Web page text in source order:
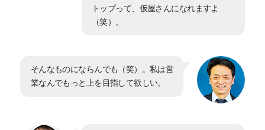
トップって、仮屋さんになれますよ
（笑）。
そんなものにならんでも（笑）。私は営
業なんでもっと上を目指して欲しい。